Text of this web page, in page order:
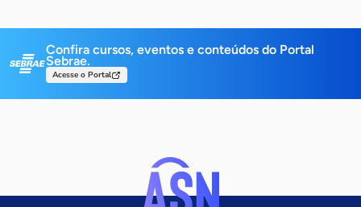
Confira cursos, eventos e conteúdos do Portal
Sebrae.
Acesse o Portal